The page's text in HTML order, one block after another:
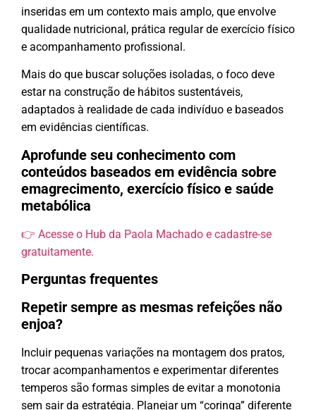
inseridas em um contexto mais amplo, que envolve
qualidade nutricional, prática regular de exercício físico
e acompanhamento profissional.
Mais do que buscar soluções isoladas, o foco deve
estar na construção de hábitos sustentáveis,
adaptados à realidade de cada indivíduo e baseados
em evidências científicas.
Aprofunde seu conhecimento com
conteúdos baseados em evidência sobre
emagrecimento, exercício físico e saúde
metabólica
👉 Acesse o Hub da Paola Machado e cadastre-se
gratuitamente.
Perguntas frequentes
Repetir sempre as mesmas refeições não
enjoa?
Incluir pequenas variações na montagem dos pratos,
trocar acompanhamentos e experimentar diferentes
temperos são formas simples de evitar a monotonia
sem sair da estratégia. Planejar um “coringa” diferente